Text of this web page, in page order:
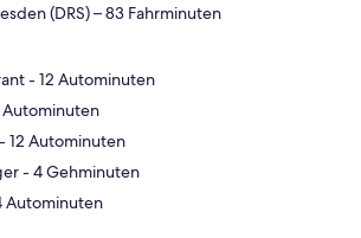
(DRS) – 83 Fahrminuten
‪Viet Nam Restaurant - ‬12 Autominuten
Döner - ‬13 Autominuten
‪Cafe Am Markt 7 - ‬12 Autominuten
‪Cafe Mauersberger - ‬4 Gehminuten
- ‬14 Autominuten